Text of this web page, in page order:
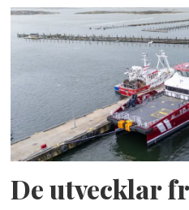
De utvecklar